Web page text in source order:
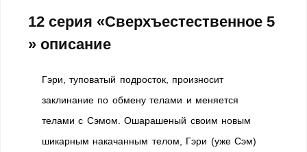
12 серия «Сверхъестественное 5
» описание
Гэри, туповатый подросток, произносит
заклинание по обмену телами и меняется
телами с Сэмом. Ошарашеный своим новым
шикарным накачанным телом, Гэри (уже Сэм)